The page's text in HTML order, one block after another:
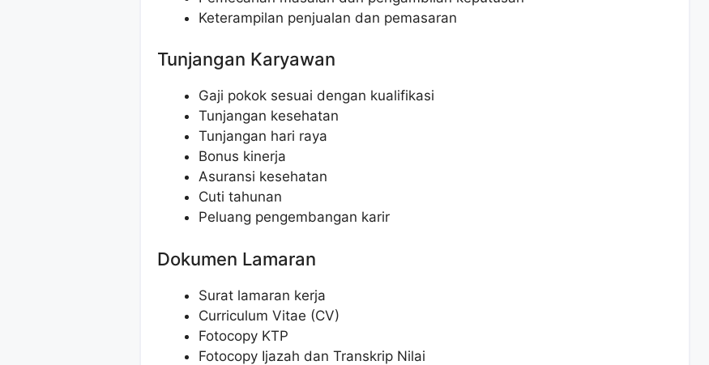
Keterampilan penjualan dan pemasaran
Tunjangan Karyawan
Gaji pokok sesuai dengan kualifikasi
Tunjangan kesehatan
Tunjangan hari raya
Bonus kinerja
Asuransi kesehatan
Cuti tahunan
Peluang pengembangan karir
Dokumen Lamaran
Surat lamaran kerja
Curriculum Vitae (CV)
Fotocopy KTP
Fotocopy Ijazah dan Transkrip Nilai